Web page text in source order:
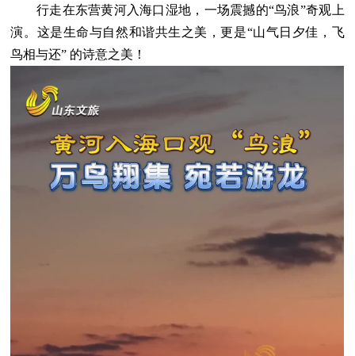
行走在东营黄河入海口湿地，一场震撼的“鸟浪”奇观上
演。这是生命与自然和谐共生之美，更是“山气日夕佳，飞
鸟相与还” 的诗意之美！